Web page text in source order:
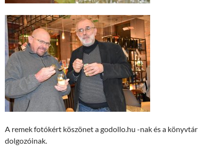
A remek fotókért köszönet a godollo.hu -nak és a könyvtár
dolgozóinak.